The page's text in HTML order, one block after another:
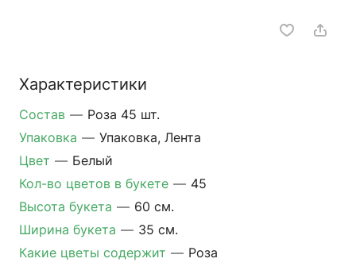
Характеристики
Состав — Роза 45 шт.
Упаковка — Упаковка, Лента
Цвет — Белый
Кол-во цветов в букете — 45
Высота букета — 60 см.
Ширина букета — 35 см.
Какие цветы содержит — Роза